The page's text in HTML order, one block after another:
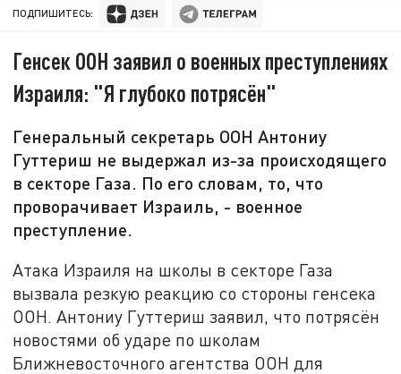
ПОДПИШИТЕСЬ:
Генсек ООН заявил о военных преступлениях
Израиля: "Я глубоко потрясён"
Генеральный секретарь ООН Антониу
Гуттериш не выдержал из-за происходящего
в секторе Газа. По его словам, то, что
проворачивает Израиль, - военное
преступление.
Атака Израиля на школы в секторе Газа
вызвала резкую реакцию со стороны генсека
ООН. Антониу Гуттериш заявил, что потрясён
новостями об ударе по школам
Ближневосточного агентства ООН для